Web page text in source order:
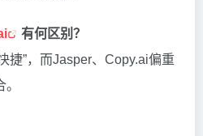
有何区别？
捷”，而Jasper、Copy.ai偏重